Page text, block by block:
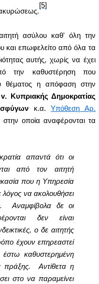
ακυρώσεως.
[5]
ασύλου καθ' όλη την
και επωφελείτο από όλα τα
αυτής, χωρίς να έχει
την καθυστέρηση που
θέματος η απόφαση στην
. Κυπριακής Δημοκρατίας
κ.α.Υπόθεση Αρ.
στην οποία αναφέρονται τα
απαντά ότι οι
από τον αιτητή
που η Υπηρεσία
λόγος να ακολουθήσει
Αναμφίβολα δε οι
δεν είναι
ο δε αιτητής
έχουν επηρεαστεί
καθυστερημένη
πράξης.
Αντίθετα η
στο να παραμείνει